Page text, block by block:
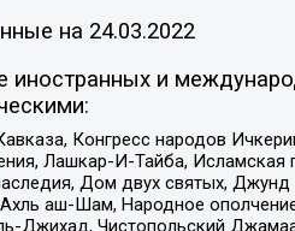
на 24.03.2022
и
Конгресс народов
Лашкар-И-Тайба, Исламская
Дом двух святых,
аш-Шам, Народное
Чистопольский